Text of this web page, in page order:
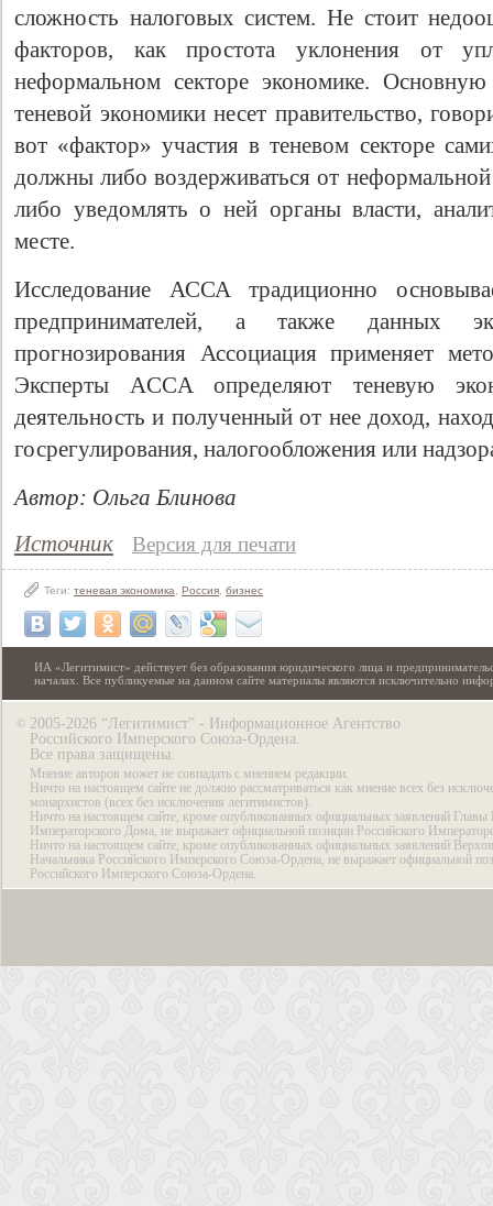
сложность налоговых систем. Не стоит
факторов, как простота уклонения от
неформальном секторе экономике. Основную
теневой экономики несет правительство,
вот «фактор» участия в теневом секторе
должны либо воздерживаться от
либо уведомлять о ней органы власти,
месте.
Исследование АССА традиционно
предпринимателей, а также данных
прогнозирования Ассоциация применяет
Эксперты ACCA определяют теневую
деятельность и полученный от нее доход,
госрегулирования, налогообложения или
Автор: Ольга Блинова
Источник
Версия для печати
Теги: теневая экономика Россия бизнес
ИА «Легитимист» действует без образования юридического лица и
началах. Все публикуемые на данном сайте материалы являются исключительно
© 2005-2026 “Легитимист” - Информационное Агентство
Российского Имперского Союза-Ордена.
Все права защищены.
Мнение авторов может не совпадать с мнением редакции.
Ничто на настоящем сайте не должно рассматриваться как мнение всех без
монархистов (всех без исключения легитимистов).
Ничто на настоящем сайте, кроме опубликованных официальных заявлений Главы
Императорского Дома, не выражает официальной позиции Российского
Ничто на настоящем сайте, кроме опубликованных официальных заявлений
Начальника Российского Имперского Союза-Ордена, не выражает официальной
Российского Имперского Союза-Ордена.